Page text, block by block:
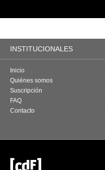
INSTITUCIONALES
Inicio
Quiénes somos
Suscripción
FAQ
Contacto